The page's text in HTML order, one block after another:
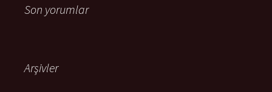
Son yorumlar
Arşivler